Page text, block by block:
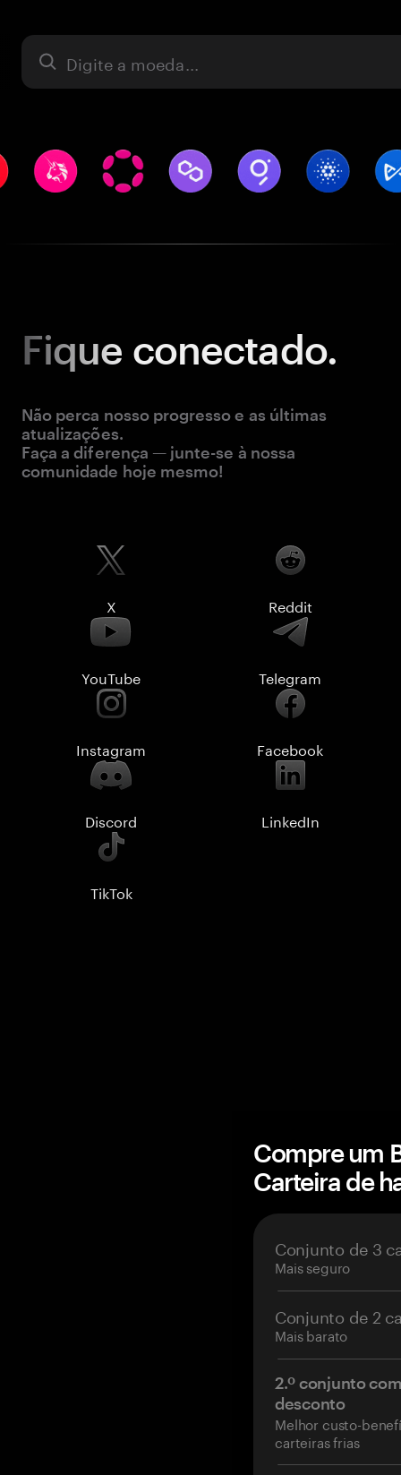
Ativo
Fique conectado.
Não perca nosso progresso e as últimas
atualizações.
Faça a diferença — junte-se à nossa
comunidade hoje mesmo!
X Reddit
YouTube Telegram
Instagram Facebook
Discord LinkedIn
TikTok
Compre um
Carteira de
Conjunto de 3
Mais seguro
Conjunto de 2
Mais barato
2.º conjunto
desconto
Melhor custo-
carteiras frias